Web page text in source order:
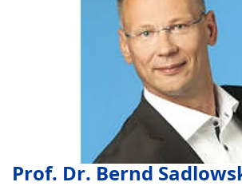
Prof. Dr. Bernd